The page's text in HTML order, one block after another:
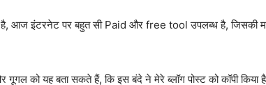
है, आज इंटरनेट पर बहुत सी Paid और free tool उपलब्ध है, जिसकी
को यह बता सकते हैं, कि इस बंदे ने मेरे ब्लॉग पोस्ट को कॉपी किया